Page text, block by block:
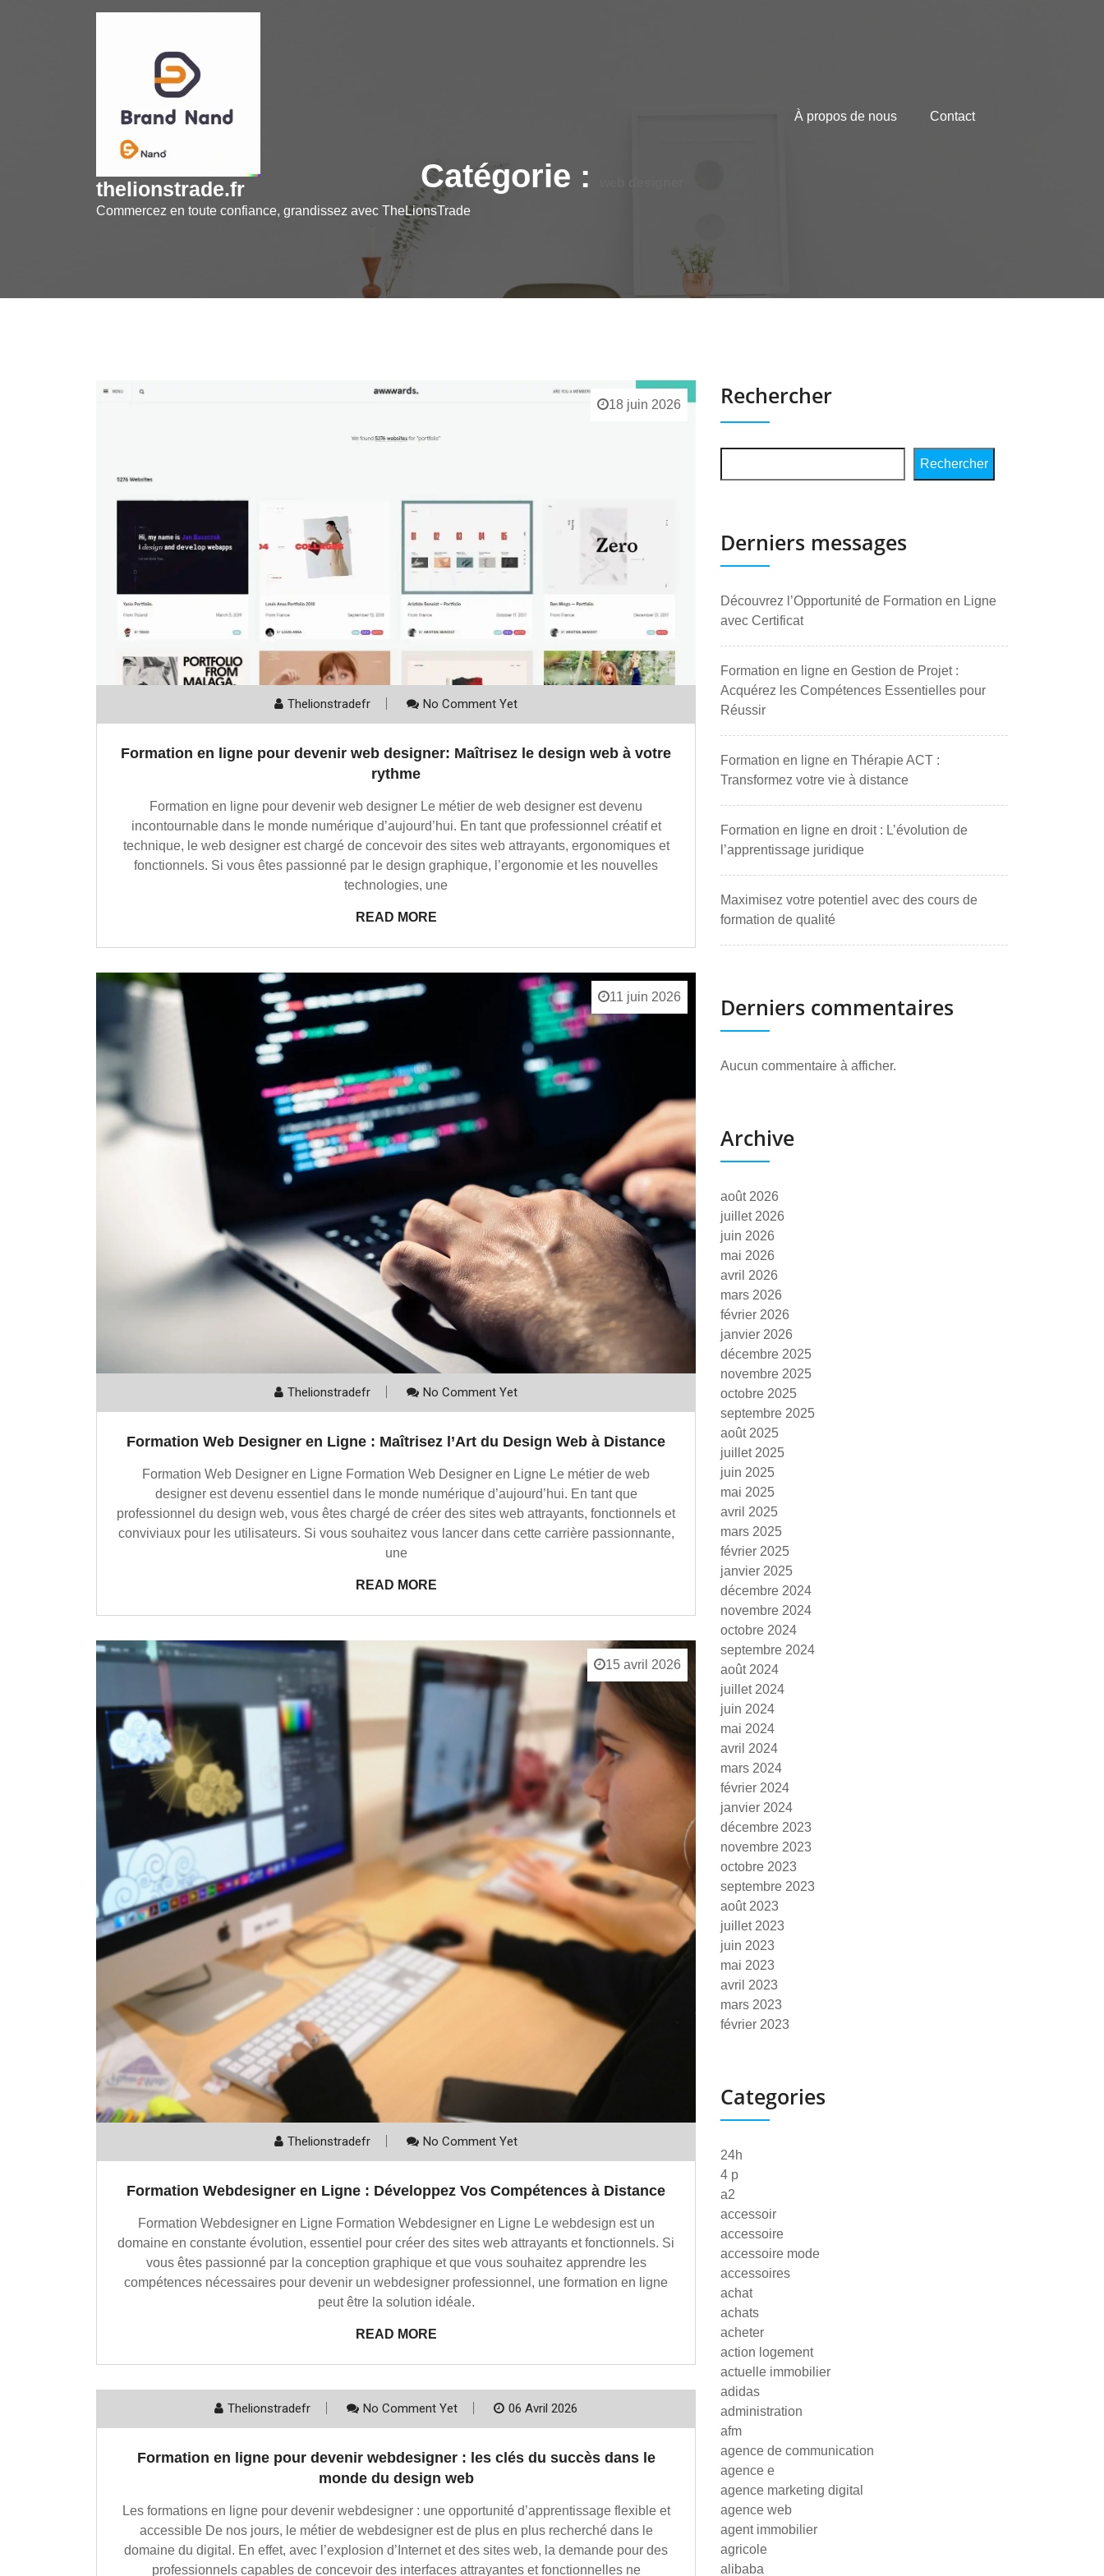
thelionstrade.fr
Commercez en toute confiance, grandissez avec TheLionsTrade
À propos de nous Contact
Catégorie :
18 juin 2026
Thelionstradefr No Comment Yet
Formation en ligne pour devenir web designer: Maîtrisez le design web à votre
rythme
Formation en ligne pour devenir web designer Le métier de web designer est devenu
incontournable dans le monde numérique d’aujourd’hui. En tant que professionnel créatif et
technique, le web designer est chargé de concevoir des sites web attrayants, ergonomiques et
fonctionnels. Si vous êtes passionné par le design graphique, l’ergonomie et les nouvelles
technologies, une
READ MORE
11 juin 2026
Thelionstradefr No Comment Yet
Formation Web Designer en Ligne : Maîtrisez l’Art du Design Web à Distance
Formation Web Designer en Ligne Formation Web Designer en Ligne Le métier de web
designer est devenu essentiel dans le monde numérique d’aujourd’hui. En tant que
professionnel du design web, vous êtes chargé de créer des sites web attrayants, fonctionnels et
conviviaux pour les utilisateurs. Si vous souhaitez vous lancer dans cette carrière passionnante,
une
READ MORE
15 avril 2026
Thelionstradefr No Comment Yet
Formation Webdesigner en Ligne : Développez Vos Compétences à Distance
Formation Webdesigner en Ligne Formation Webdesigner en Ligne Le webdesign est un
domaine en constante évolution, essentiel pour créer des sites web attrayants et fonctionnels. Si
vous êtes passionné par la conception graphique et que vous souhaitez apprendre les
compétences nécessaires pour devenir un webdesigner professionnel, une formation en ligne
peut être la solution idéale.
READ MORE
Thelionstradefr No Comment Yet 06 Avril 2026
Formation en ligne pour devenir webdesigner : les clés du succès dans le
monde du design web
Les formations en ligne pour devenir webdesigner : une opportunité d’apprentissage flexible et
accessible De nos jours, le métier de webdesigner est de plus en plus recherché dans le
domaine du digital. En effet, avec l’explosion d’Internet et des sites web, la demande pour des
professionnels capables de concevoir des interfaces attrayantes et fonctionnelles ne
Rechercher
Rechercher
Derniers messages
Découvrez l’Opportunité de Formation en Ligne
avec Certificat
Formation en ligne en Gestion de Projet :
Acquérez les Compétences Essentielles pour
Réussir
Formation en ligne en Thérapie ACT :
Transformez votre vie à distance
Formation en ligne en droit : L’évolution de
l’apprentissage juridique
Maximisez votre potentiel avec des cours de
formation de qualité
Derniers commentaires
Aucun commentaire à afficher.
Archive
août 2026
juillet 2026
juin 2026
mai 2026
avril 2026
mars 2026
février 2026
janvier 2026
décembre 2025
novembre 2025
octobre 2025
septembre 2025
août 2025
juillet 2025
juin 2025
mai 2025
avril 2025
mars 2025
février 2025
janvier 2025
décembre 2024
novembre 2024
octobre 2024
septembre 2024
août 2024
juillet 2024
juin 2024
mai 2024
avril 2024
mars 2024
février 2024
janvier 2024
décembre 2023
novembre 2023
octobre 2023
septembre 2023
août 2023
juillet 2023
juin 2023
mai 2023
avril 2023
mars 2023
février 2023
Categories
24h
4 p
a2
accessoir
accessoire
accessoire mode
accessoires
achat
achats
acheter
action logement
actuelle immobilier
adidas
administration
afm
agence de communication
agence e
agence marketing digital
agence web
agent immobilier
agricole
alibaba